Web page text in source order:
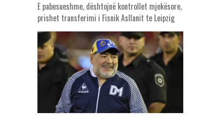
E pabesueshme, dështojnë kontrollet mjekësore,
prishet transferimi i Fisnik Asllanit te Leipzig